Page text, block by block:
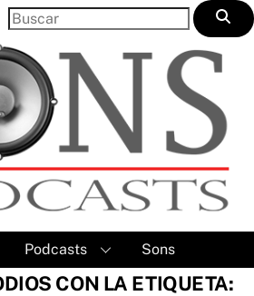
Podcasts Sons
CON LA ETIQUETA: